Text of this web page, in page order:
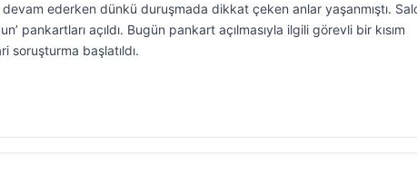
devam ederken dünkü duruşmada dikkat çeken anlar yaşanmıştı.
pankartları açıldı. Bugün pankart açılmasıyla ilgili görevli bir kısım
soruşturma başlatıldı.